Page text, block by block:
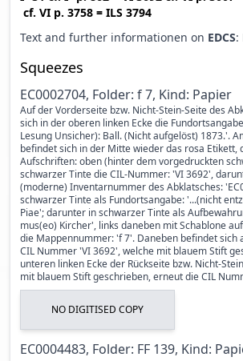
cf. VI p. 3758 = ILS 3794
Text and further informationen on EDCS:
Squeezes
EC0002704, Folder: f 7, Kind: Papier
Auf der Vorderseite bzw. Nicht-Stein-Seite des
sich in der oberen linken Ecke die
Lesung Unsicher): Ball. (Nicht aufgelöst) 1873.'.
befindet sich in der Mitte wieder das rosa Etikett,
Aufschriften: oben (hinter dem vorgedruckten
schwarzer Tinte die CIL-Nummer: 'VI 3692',
(moderne) Inventarnummer des Abklatsches:
schwarzer Tinte als Fundortsangabe: '...(nicht
Piae'; darunter in schwarzer Tinte als
mus(eo) Kircher', links daneben mit Schablone
die Mappennummer: 'f 7'. Daneben befindet sich
CIL Nummer 'VI 3692', welche mit blauem Stift
unteren linken Ecke der Rückseite bzw. Nicht-
mit blauem Stift geschrieben, erneut die CIL
NO DIGITISED COPY
EC0004483, Folder: FF 139, Kind: